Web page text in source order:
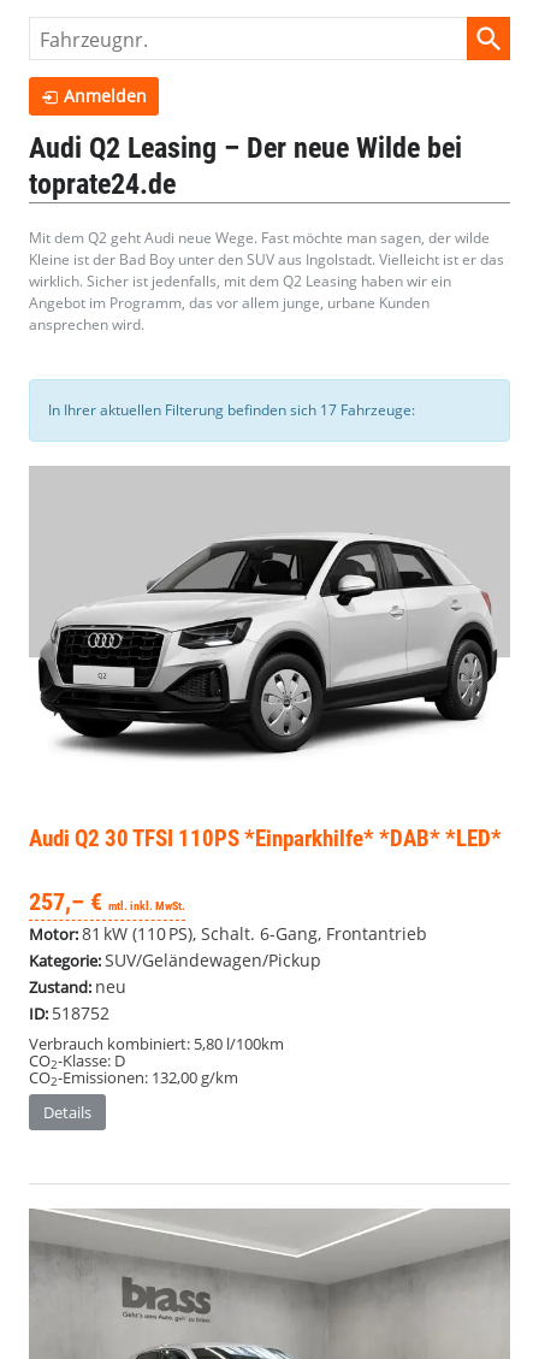
Audi Q2 Leasing – Der neue Wilde bei
toprate24.de
Mit dem Q2 geht Audi neue Wege. Fast möchte man sagen, der wilde
Kleine ist der Bad Boy unter den SUV aus Ingolstadt. Vielleicht ist er das
wirklich. Sicher ist jedenfalls, mit dem Q2 Leasing haben wir ein
Angebot im Programm, das vor allem junge, urbane Kunden
ansprechen wird.
In Ihrer aktuellen Filterung befinden sich 17 Fahrzeuge:
Audi Q2 30 TFSI 110PS *Einparkhilfe* *DAB* *LED*
257,– € mtl. inkl. MwSt.
Motor:81 kW (110 PS), Schalt. 6-Gang, Frontantrieb
Kategorie:SUV/Geländewagen/Pickup
Zustand: neu
ID: 518752
Verbrauch kombiniert: 5,80 l/100km
CO2-Klasse: D
CO2-Emissionen: 132,00 g/km
Details
Fahrzeugnr.
Anmelden